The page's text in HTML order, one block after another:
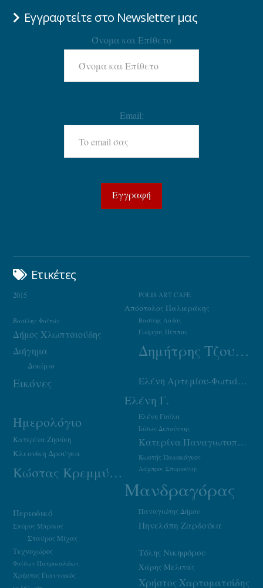
Εγγραφτείτε στο Newsletter μας
Όνομα και Επίθετο
Email:
Ετικέτες
2015 POLIS ART CAFE
Απόστολος Παλιεράκης
Βασίλης Λαδάς
Βασίλης Φαϊτάς
Γιώργος Πέππας
Δήμος Χλωπτσιούδης
Δημήτρης Τζουμάκας
Διήγημα
Δοκίμιο
Εικόνες Ελένη Αρτεμίου-Φωτιάδου
Ελένη Γ.
Ελένη Γούλα
Ημερολόγιο Ιάσων Δεπούντης
Κατερίνα Ζησάκη Κατερίνα Παναγιωτοπούλου
Κλεονίκη Δρούγκα Κωστής Παπακόγκος
Κώστας Κρεμμύδας Λάμπρος Σπυριούνης
Μανδραγόρας
Παναγιώτης Δήμου
Περιοδικό
Πηνελόπη Ζαρδούκα
Σπύρος Μπρίκος
Σταύρος Μίχας
Τεχνοχώρος
Τόλης Νικηφόρου
Φαίδων Πατρικαλάκις Χάρης Μελιτάς
Χρήστος Γιαννακός
Χρήστος Χαρτοματσίδης